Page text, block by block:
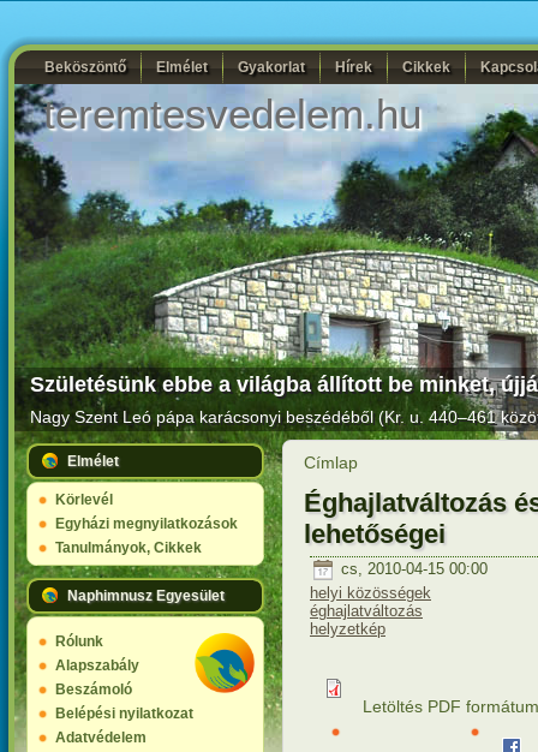
Beköszöntő Elmélet Gyakorlat Hírek Cikkek
teremtesvedelem.hu
Születésünk ebbe a világba állított be minket,
Nagy Szent Leó pápa karácsonyi beszédéből (Kr. u. 440–461
Elmélet
Körlevél
Egyházi megnyilatkozások
Tanulmányok, Cikkek
Naphimnusz Egyesület
Rólunk
Alapszabály
Beszámoló
Belépési nyilatkozat
Adatvédelem
Címlap
Éghajlatváltozás
lehetőségei
cs, 2010-04-15 00:00
helyi közösségek
éghajlatváltozás
helyzetkép
Letöltés PDF